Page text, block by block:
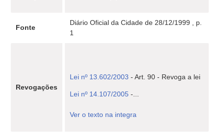
Fonte
Diário Oficial da Cidade de 28/12/1999 , p.
1
Revogações
Lei nº 13.602/2003 - Art. 90 - Revoga a lei
Lei nº 14.107/2005 -...
Ver o texto na integra